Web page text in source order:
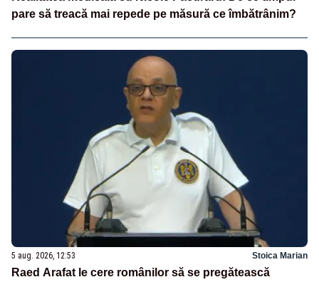
pare să treacă mai repede pe măsură ce îmbătrânim?
5 aug. 2026, 12:53 Stoica Marian
Raed Arafat le cere românilor să se pregătească